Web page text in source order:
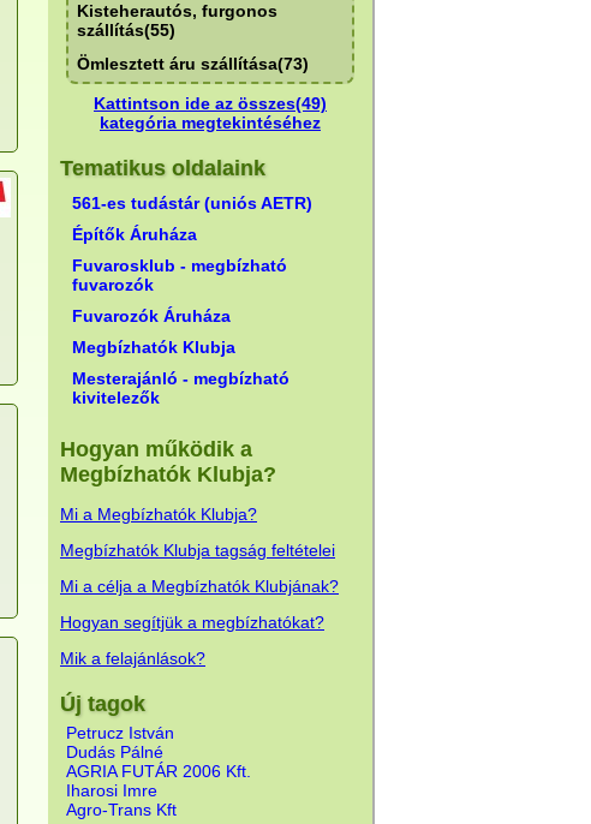
Kisteherautós, furgonos
szállítás(55)
Ömlesztett áru szállítása(73)
Kattintson ide az összes(49)
kategória megtekintéséhez
Tematikus oldalaink
561-es tudástár (uniós AETR)
Építők Áruháza
Fuvarosklub - megbízható
fuvarozók
Fuvarozók Áruháza
Megbízhatók Klubja
Mesterajánló - megbízható
kivitelezők
Hogyan működik a
Megbízhatók Klubja?
Mi a Megbízhatók Klubja?
Megbízhatók Klubja tagság feltételei
Mi a célja a Megbízhatók Klubjának?
Hogyan segítjük a megbízhatókat?
Mik a felajánlások?
Új tagok
Petrucz István
Dudás Pálné
AGRIA FUTÁR 2006 Kft.
Iharosi Imre
Agro-Trans Kft